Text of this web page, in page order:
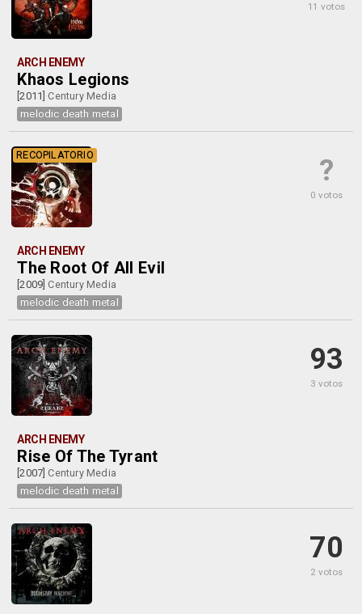
11 votos
ARCH ENEMY
Khaos Legions
[2011] Century Media
melodic death metal
?
0 votos
RECOPILATORIO
ARCH ENEMY
The Root Of All Evil
[2009] Century Media
melodic death metal
93
3 votos
ARCH ENEMY
Rise Of The Tyrant
[2007] Century Media
melodic death metal
70
2 votos